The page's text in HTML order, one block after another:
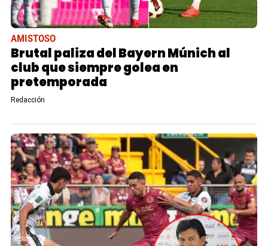
AMISTOSO
Brutal paliza del Bayern Múnich al
club que siempre golea en
pretemporada
Redacción